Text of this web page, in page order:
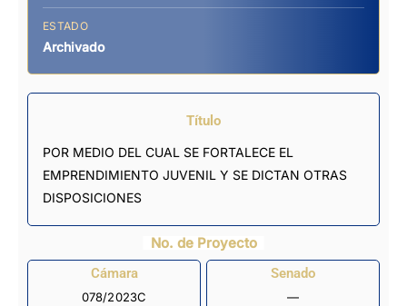
ESTADO
Archivado
Título
POR MEDIO DEL CUAL SE FORTALECE EL
EMPRENDIMIENTO JUVENIL Y SE DICTAN OTRAS
DISPOSICIONES
No. de Proyecto
Cámara
078/2023C
Senado
—